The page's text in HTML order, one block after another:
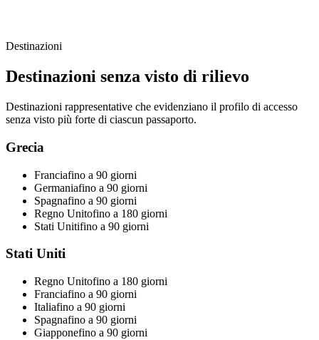
Destinazioni
Destinazioni senza visto di rilievo
Destinazioni rappresentative che evidenziano il profilo di accesso
senza visto più forte di ciascun passaporto.
Grecia
Franciafino a 90 giorni
Germaniafino a 90 giorni
Spagnafino a 90 giorni
Regno Unitofino a 180 giorni
Stati Unitifino a 90 giorni
Stati Uniti
Regno Unitofino a 180 giorni
Franciafino a 90 giorni
Italiafino a 90 giorni
Spagnafino a 90 giorni
Giapponefino a 90 giorni